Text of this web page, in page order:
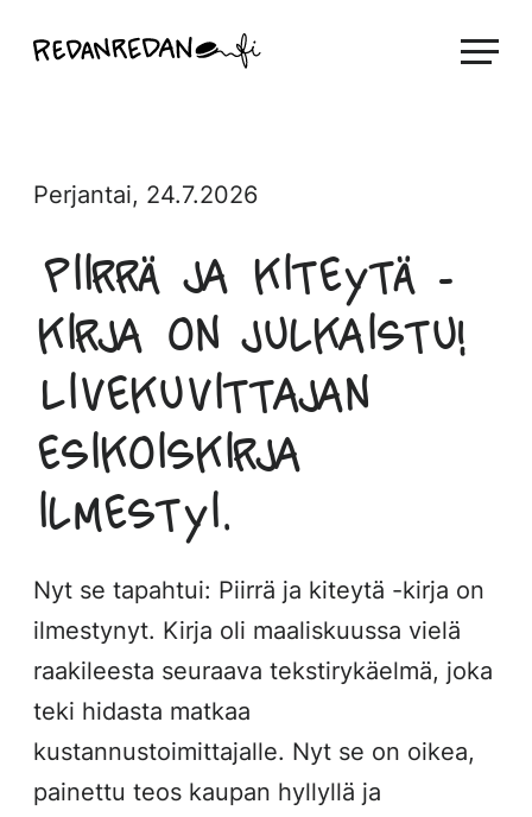
suoraan
Linda Saukko-Rauta, Redanredan Oy
Perjantai, 24.7.2026
Piirrä ja kiteytä -
kirja on julkaistu!
Livekuvittajan
esikoiskirja
ilmestyi.
Nyt se tapahtui: Piirrä ja kiteytä -kirja on
ilmestynyt. Kirja oli maaliskuussa vielä
raakileesta seuraava tekstirykäelmä, joka
teki hidasta matkaa
kustannustoimittajalle. Nyt se on oikea,
painettu teos kaupan hyllyllä ja